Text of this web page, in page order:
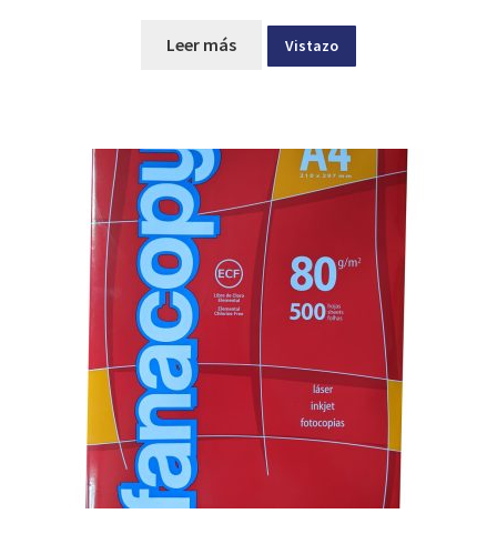
Leer más Vistazo